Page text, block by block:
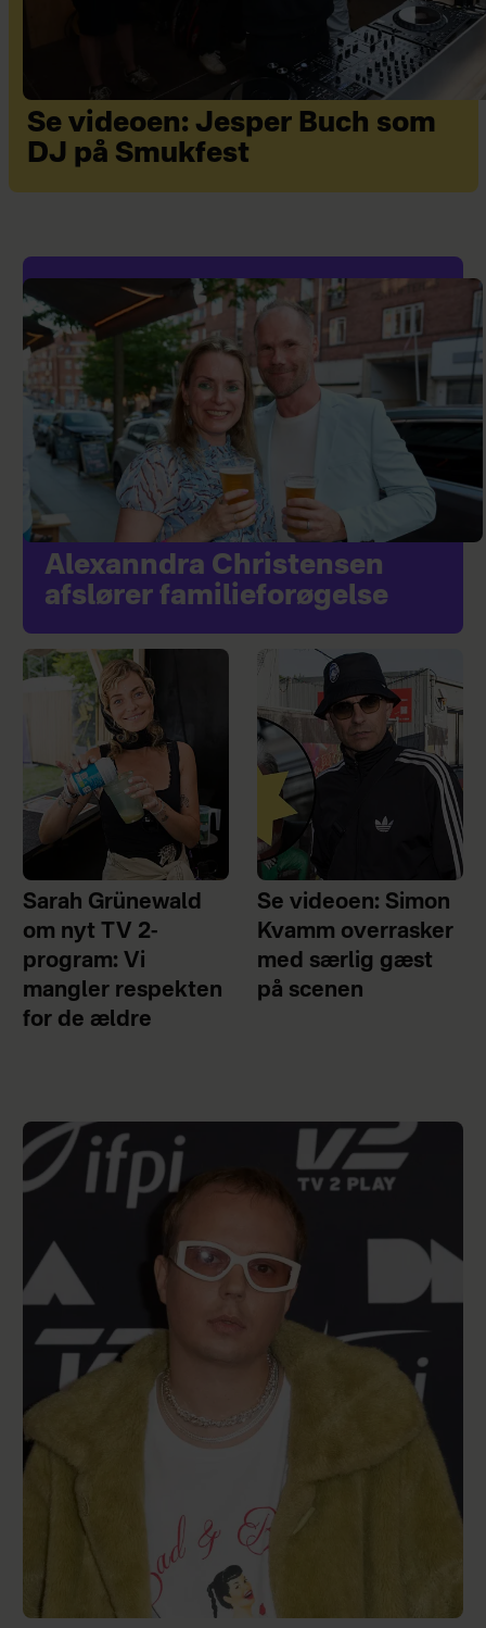
Se videoen: Jesper Buch som
DJ på Smukfest
Alexanndra Christensen
afslører familieforøgelse
Sarah Grünewald
om nyt TV 2-
program: Vi
mangler respekten
for de ældre
Se videoen: Simon
Kvamm overrasker
med særlig gæst
på scenen